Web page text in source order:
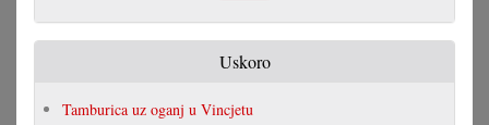
Uskoro
Tamburica uz oganj u Vincjetu